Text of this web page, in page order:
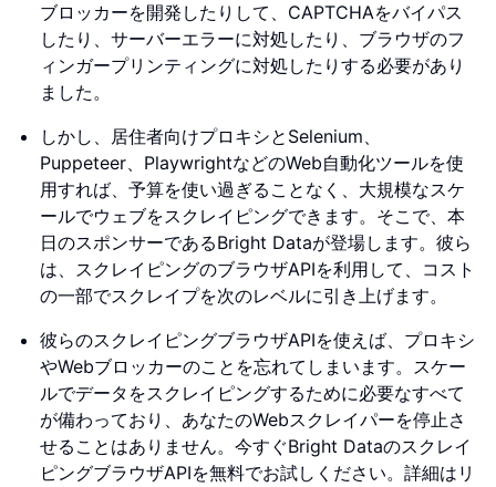
ブロッカーを開発したりして、CAPTCHAをバイパス
したり、サーバーエラーに対処したり、ブラウザのフ
ィンガープリンティングに対処したりする必要があり
ました。
しかし、居住者向けプロキシとSelenium、
Puppeteer、PlaywrightなどのWeb自動化ツールを使
用すれば、予算を使い過ぎることなく、大規模なスケ
ールでウェブをスクレイピングできます。そこで、本
日のスポンサーであるBright Dataが登場します。彼ら
は、スクレイピングのブラウザAPIを利用して、コスト
の一部でスクレイプを次のレベルに引き上げます。
彼らのスクレイピングブラウザAPIを使えば、プロキシ
やWebブロッカーのことを忘れてしまいます。スケー
ルでデータをスクレイピングするために必要なすべて
が備わっており、あなたのWebスクレイパーを停止さ
せることはありません。今すぐBright Dataのスクレイ
ピングブラウザAPIを無料でお試しください。詳細はリ